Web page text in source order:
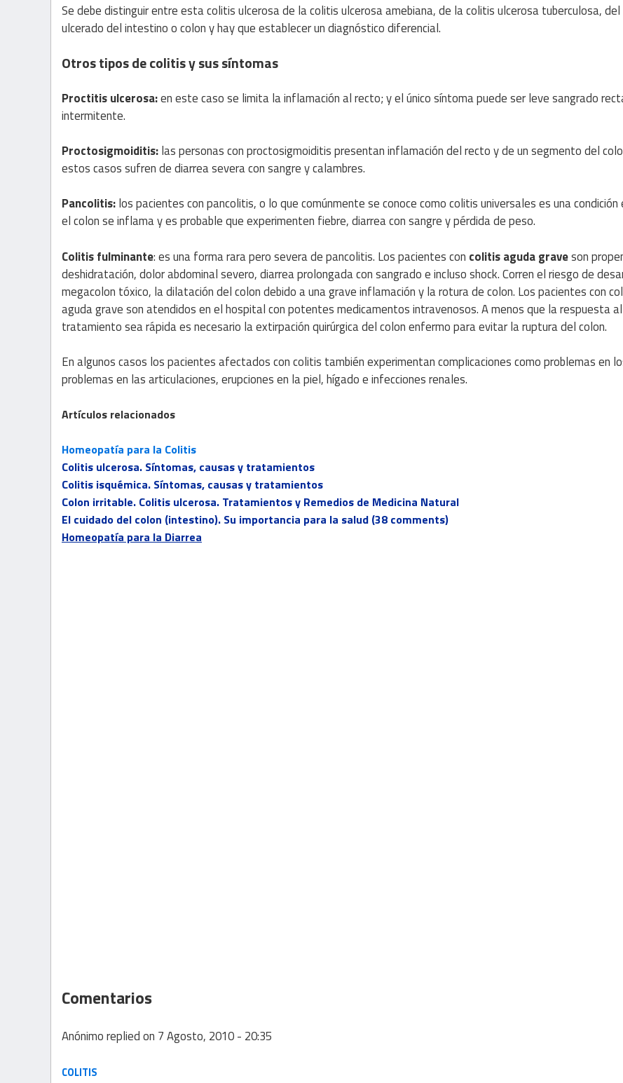
Se debe distinguir entre esta colitis ulcerosa de la colitis ulcerosa amebiana, de la colitis ulcerosa tuberculosa, del
ulcerado del intestino o colon y hay que establecer un diagnóstico diferencial.
Otros tipos de colitis y sus síntomas
Proctitis ulcerosa:en este caso se limita la inflamación al recto; y el único síntoma puede ser leve sangrado
intermitente.
Proctosigmoiditis:las personas con proctosigmoiditis presentan inflamación del recto y de un segmento del
estos casos sufren de diarrea severa con sangre y calambres.
Pancolitis:los pacientes con pancolitis, o lo que comúnmente se conoce como colitis universales es una condición
el colon se inflama y es probable que experimenten fiebre, diarrea con sangre y pérdida de peso.
Colitis fulminante: es una forma rara pero severa de pancolitis. Los pacientes con colitis aguda graveson
deshidratación, dolor abdominal severo, diarrea prolongada con sangrado e incluso shock. Corren el riesgo de
megacolon tóxico, la dilatación del colon debido a una grave inflamación y la rotura de colon. Los pacientes con
aguda grave son atendidos en el hospital con potentes medicamentos intravenosos. A menos que la respuesta al
tratamiento sea rápida es necesario la extirpación quirúrgica del colon enfermo para evitar la ruptura del colon.
En algunos casos los pacientes afectados con colitis también experimentan complicaciones como problemas en
problemas en las articulaciones, erupciones en la piel, hígado e infecciones renales.
Artículos relacionados
Homeopatía para la Colitis
Colitis ulcerosa. Síntomas, causas y tratamientos
Colitis isquémica. Síntomas, causas y tratamientos
Colon irritable. Colitis ulcerosa. Tratamientos y Remedios de Medicina Natural
El cuidado del colon (intestino). Su importancia para la salud (38 comments)
Homeopatía para la Diarrea
Comentarios
Anónimoreplied on 7 Agosto, 2010 - 20:35
COLITIS